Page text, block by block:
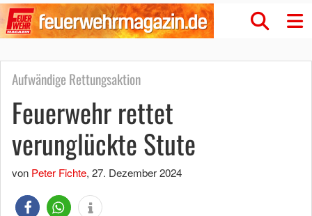
Aufwändige Rettungsaktion
Feuerwehr rettet
verunglückte Stute
von Peter Fichte, 27. Dezember 2024